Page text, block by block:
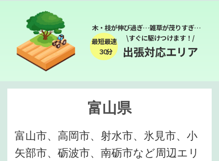
木・枝が伸び過ぎ…雑草が茂りすぎ…
最短最速
３０分
\すぐに駆けつけます！/
出張対応エリア
富山県
富山市、高岡市、射水市、氷見市、小
矢部市、砺波市、南砺市など周辺エリ